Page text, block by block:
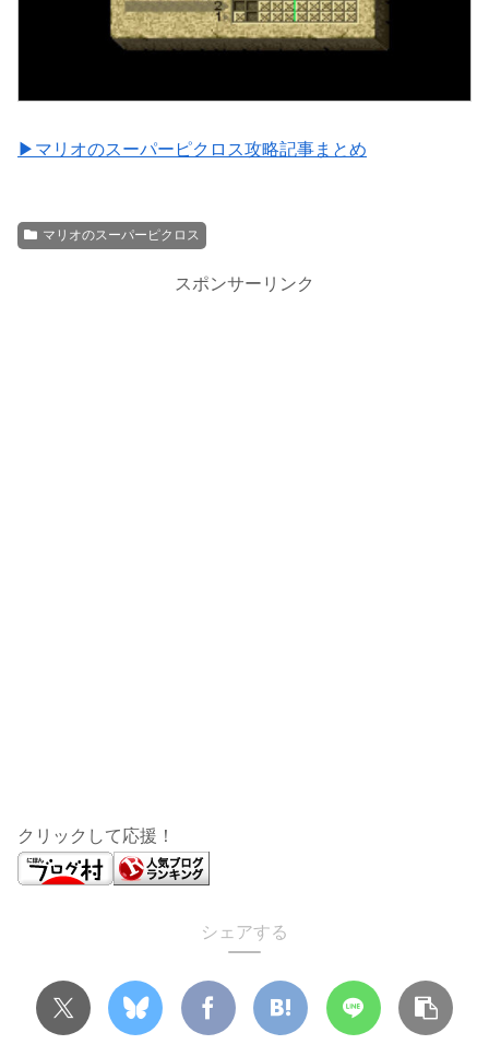
▶マリオのスーパーピクロス攻略記事まとめ
マリオのスーパーピクロス
スポンサーリンク
クリックして応援！
シェアする